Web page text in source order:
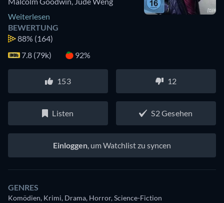
Weiterlesen
BEWERTUNG
88% (164)
7.8 (79k)
92%
153 12
Listen S2 Gesehen
Einloggen , um Watchlist zu syncen
GENRES
Komödien, Krimi, Drama, Horror, Science-Fiction